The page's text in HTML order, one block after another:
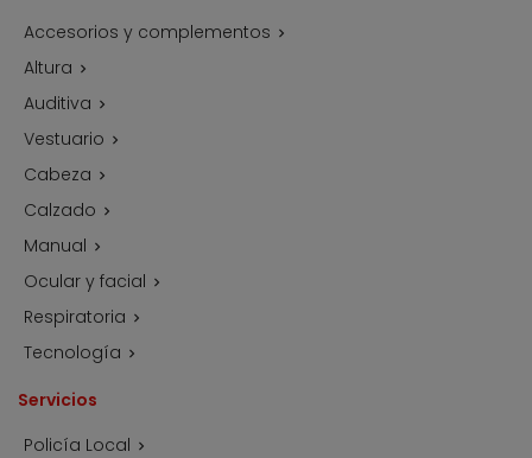
Accesorios y complementos 
Altura 
Auditiva 
Vestuario 
Cabeza 
Calzado 
Manual 
Ocular y facial 
Respiratoria 
Tecnología 
Servicios
Policía Local 